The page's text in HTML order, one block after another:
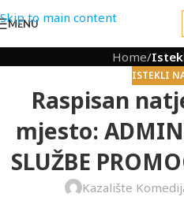
Skip to main content
MENU
Home/
ISTEKLI
Raspisan
mjesto:
SLUŽBE
Kazalište